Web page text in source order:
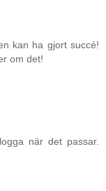
kan ha gjort succé!
om det!
när det passar.